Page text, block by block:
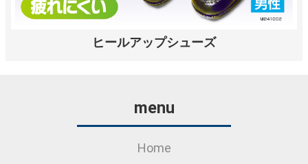
ヒールアップシューズ
menu
Home